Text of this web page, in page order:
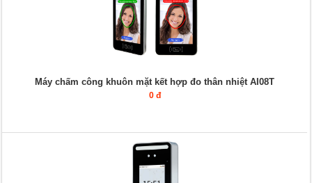
Máy chấm công khuôn mặt kết hợp đo thân nhiệt AI08T
0 đ